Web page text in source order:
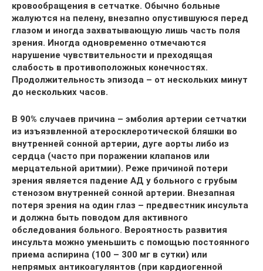
кровообращения в сетчатке. Обычно больные
жалуются на пелену, внезапно опустившуюся перед
глазом и иногда захватывающую лишь часть поля
зрения. Иногда одновременно отмечаются
нарушение чувствительности и преходящая
слабость в противоположных конечностях.
Продолжительность эпизода – от нескольких минут
до нескольких часов.
В 90% случаев причина – эмболия артерии сетчатки
из изъязвленной атеросклеротической бляшки во
внутренней сонной артерии, дуге аорты либо из
сердца (часто при поражении клапанов или
мерцательной аритмии). Реже причиной потери
зрения является падение АД у больного с грубым
стенозом внутренней сонной артерии. Внезапная
потеря зрения на один глаз – предвестник инсульта
и должна быть поводом для активного
обследования больного. Вероятность развития
инсульта можно уменьшить с помощью постоянного
приема аспирина (100 – 300 мг в сутки) или
непрямых антикоагулянтов (при кардиогенной